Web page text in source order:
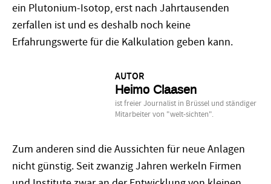
ein Plutonium-Isotop, erst nach Jahrtausenden
zerfallen ist und es deshalb noch keine
Erfahrungswerte für die Kalkulation geben kann.
AUTOR
Heimo Claasen
ist freier Journalist in Brüssel und ständiger
Mitarbeiter von "welt-sichten".
Zum anderen sind die Aussichten für neue Anlagen
nicht günstig. Seit zwanzig Jahren werkeln Firmen